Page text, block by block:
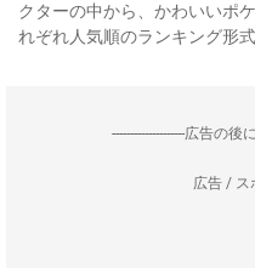
クターの中から、かわいいポ
れぞれ人気順のランキング形
--------------------広告の後
広告 / ス